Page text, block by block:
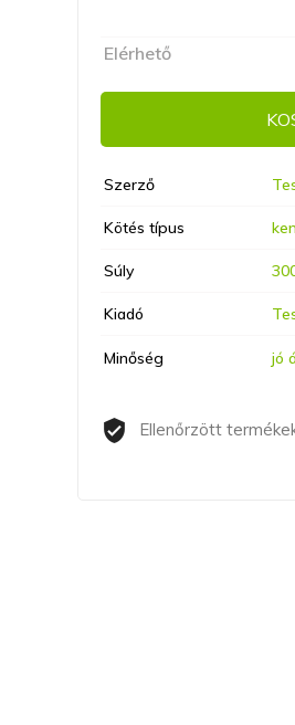
Elérhető
Szerző
Kötés típus
Súly
Kiadó
Minőség jó
Ellenőrzött